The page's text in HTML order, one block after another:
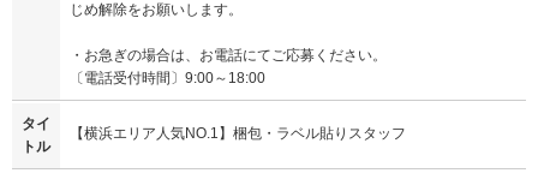
じめ解除をお願いします。
・お急ぎの場合は、お電話にてご応募ください。
〔電話受付時間〕9:00～18:00
タイ
トル
【横浜エリア人気NO.1】梱包・ラベル貼りスタッフ